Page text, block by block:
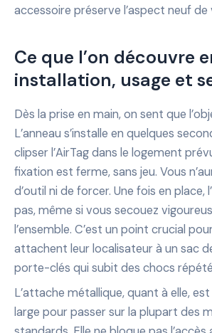
accessoire préserve l’aspect neuf
Ce que l’on découvre
installation, usage et
Dès la prise en main, on sent que
L’anneau s’installe en quelques
clipser l’AirTag dans le logement
fixation est ferme, sans jeu. Vous
d’outil ni de forcer. Une fois en place,
pas, même si vous secouez
l’ensemble. C’est un point crucial
attachent leur localisateur à un sac
porte-clés qui subit des chocs
L’attache métallique, quant à elle,
large pour passer sur la plupart des